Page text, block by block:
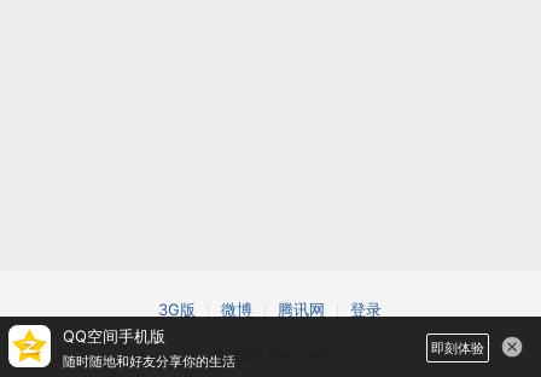
3G版 微博 腾讯网 登录
©2026 Tencent 即刻体验
QQ空间手机版
随时随地和好友分享你的生活